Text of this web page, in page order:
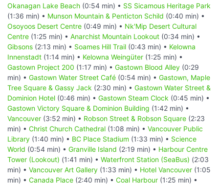
Okanagan Lake Beach (0:54 min) • SS Sicamous Heritage Park
(1:36 min) • Munson Mountain & Penticton Schild (0:40 min) •
Osoyoos Desert Centre (0:49 min) • Nk'Mip Desert Cultural
Centre (1:25 min) • Anarchist Mountain Lookout (0:34 min) •
Gibsons (2:13 min) • Soames Hill Trail (0:43 min) • Kelowna
Innenstadt (1:14 min) • Kelowna Weingüter (1:25 min) •
Gastown Project 200 (1:17 min) • Gastown Blood Alley (0:29
min) • Gastown Water Street Café (0:54 min) • Gastown, Maple
Tree Square & Gassy Jack (2:30 min) • Gastown Water Street &
Dominion Hotel (0:46 min) • Gastown Steam Clock (0:45 min) •
Gastown Victory Square & Dominion Building (1:42 min) •
Vancouver (3:52 min) • Robson Street & Robson Square (2:23
min) • Christ Church Cathedral (1:08 min) • Vancouver Public
Library (1:40 min) • BC Place Stadium (1:33 min) • Science
World (0:54 min) • Granville Island (2:19 min) • Harbour Centre
Tower (Lookout) (1:41 min) • Waterfront Station (SeaBus) (2:03
min) • Vancouver Art Gallery (1:33 min) • Hotel Vancouver (1:05
min) • Canada Place (2:40 min) • Coal Harbour (1:25 min) •